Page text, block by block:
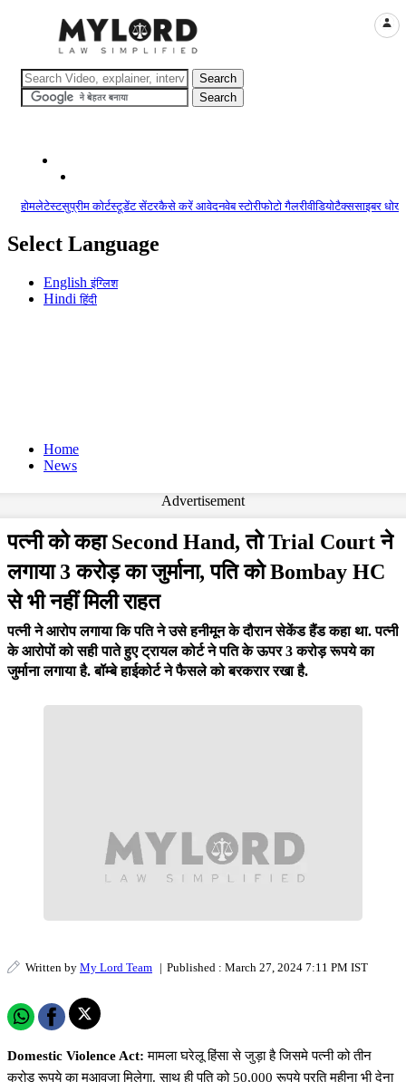
होमलेटेस्टसुप्रीम कोर्टस्टूडेंट सेंटरकैसे करें आवेदनवेब स्टोरीफोटो गैलरीवीडियोटैक्ससाइबर
Select Language
Englishइंग्लिश
Hindiहिंदी
Home
News
Advertisement
पत्नी को कहा Second Hand, तो Trial Court ने
लगाया 3 करोड़ का जुर्माना, पति को Bombay HC
से भी नहीं मिली राहत
पत्नी ने आरोप लगाया कि पति ने उसे हनीमून के दौरान सेकेंड हैंड कहा था. पत्नी
के आरोपों को सही पाते हुए ट्रायल कोर्ट ने पति के ऊपर 3 करोड़ रूपये का
जुर्माना लगाया है. बॉम्बे हाईकोर्ट ने फैसले को बरकरार रखा है.
Written by My Lord Team | Published : March 27, 2024 7:11 PM IST
Domestic Violence Act:मामला घरेलू हिंसा से जुड़ा है जिसमे पत्नी को तीन
करोड़ रूपये का मुआवजा मिलेगा. साथ ही पति को 50,000 रूपये प्रति महीना भी देना